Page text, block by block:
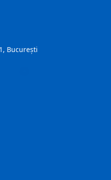
București